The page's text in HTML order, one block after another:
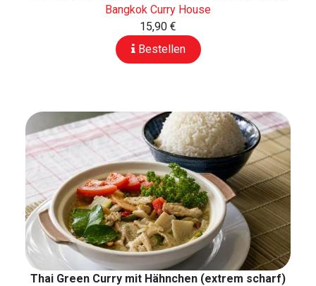
Bangkok Curry House
15,90 €
Bestellen
Thai Green Curry mit Hähnchen (extrem scharf)